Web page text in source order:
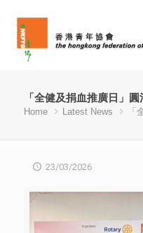
「全健及捐血推廣日」圓
Home Latest News 「
23/03/2026